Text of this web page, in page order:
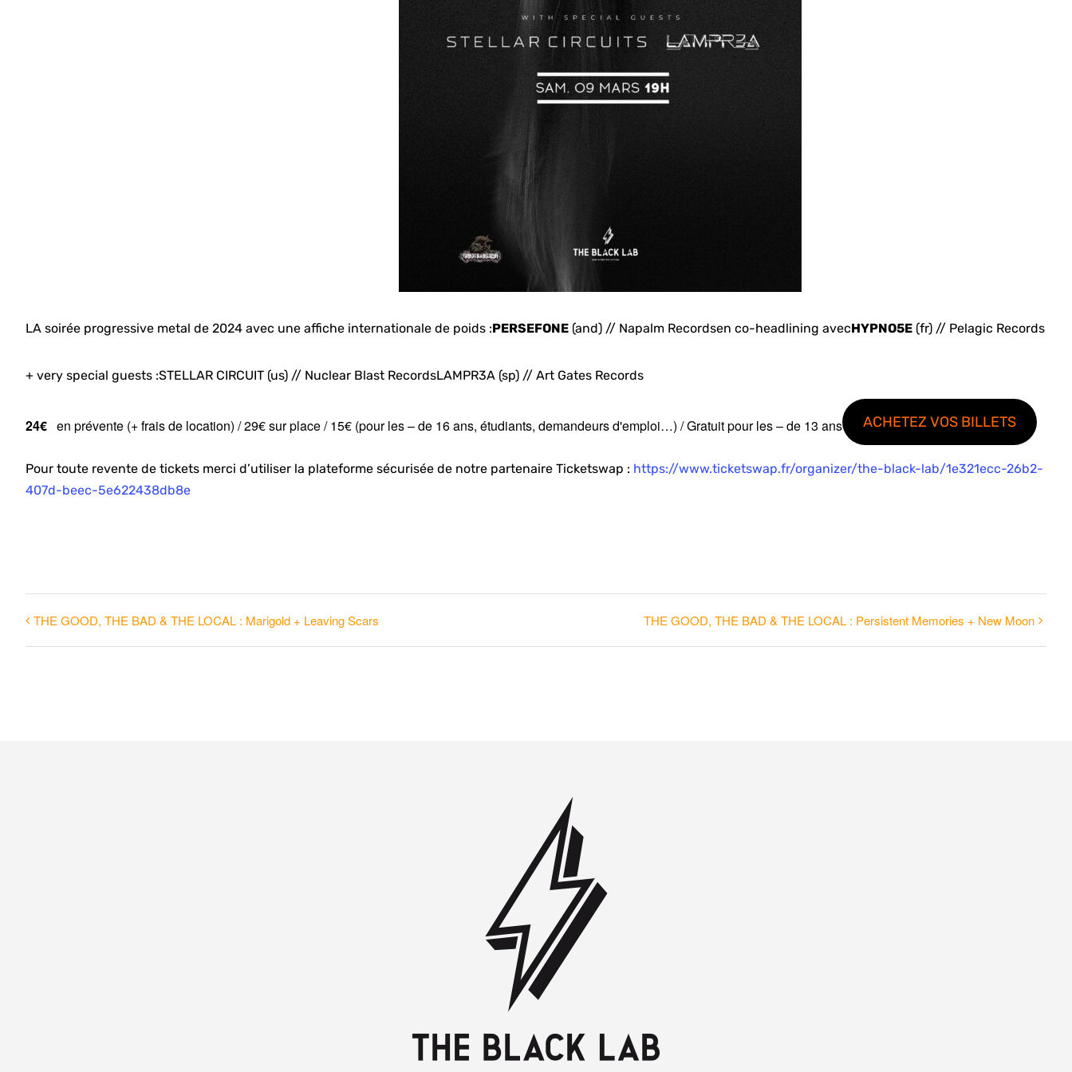
LA soirée progressive metal de 2024 avec une affiche internationale de poids :PERSEFONE (and) // Napalm Recordsen co-headlining avecHYPNO5E (fr) // Pelagic Records
+ very special guests :STELLAR CIRCUIT (us) // Nuclear Blast RecordsLAMPR3A (sp) // Art Gates Records
24€ en prévente (+ frais de location) / 29€ sur place / 15€ (pour les – de 16 ans, étudiants, demandeurs d'emploi…) / Gratuit pour les – de 13 ans ACHETEZ VOS BILLETS
Pour toute revente de tickets merci d’utiliser la plateforme sécurisée de notre partenaire Ticketswap : https://www.ticketswap.fr/organizer/the-black-lab/1e321ecc-26b2-
407d-beec-5e622438db8e
THE GOOD, THE BAD & THE LOCAL : Marigold + Leaving Scars THE GOOD, THE BAD & THE LOCAL : Persistent Memories + New Moon